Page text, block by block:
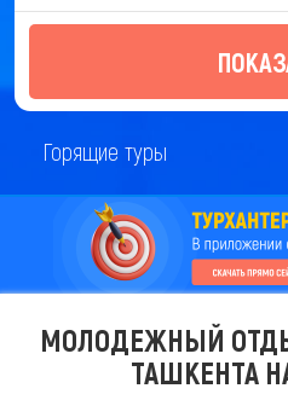
Горящие туры
МОЛОДЕЖНЫЙ
ТАШКЕНТА